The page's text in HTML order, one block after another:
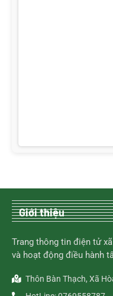
Giới thiệu
Trang thông tin điện tử
và hoạt động điều hành
Thôn Bàn Thạch, Xã